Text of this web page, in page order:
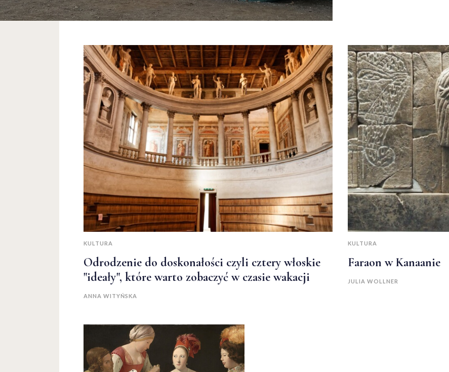
KULTURA
Odrodzenie do doskonałości czyli cztery włoskie
"ideały", które warto zobaczyć w czasie wakacji
ANNA WITYŃSKA
KULTURA
Faraon w Kanaanie
JULIA WOLLNER